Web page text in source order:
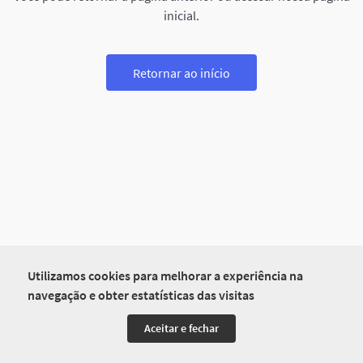
Utilizamos cookies para melhorar a experiência na
navegação e obter estatísticas das visitas
Aceitar e fechar
inicial.
Retornar ao início